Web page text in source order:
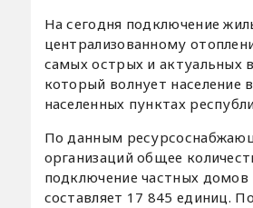
На сегодня подключение
централизованному
самых острых и актуальных
который волнует население
населенных пунктах
По данным
организаций общее
подключение частных домов
составляет 17 845 единиц. По